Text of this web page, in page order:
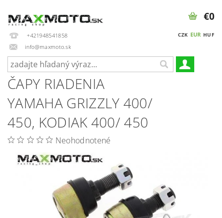
+421948541858
info@maxmoto.sk
CZK EUR HUF
€0
ČAPY RIADENIA
YAMAHA GRIZZLY 400/
450, KODIAK 400/ 450
Neohodnotené